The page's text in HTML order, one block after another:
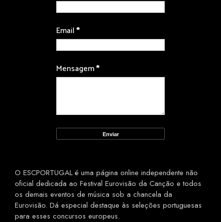
Email*
Mensagem*
O ESCPORTUGAL é uma página online independente não
oficial dedicada ao Festival Eurovisão da Canção e todos
os demais eventos de música sob a chancela da
Eurovisão. Dá especial destaque às seleções portuguesas
para esses concursos europeus.